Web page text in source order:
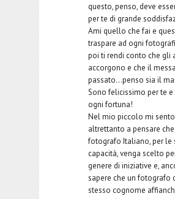
questo, penso, deve
per te di grande
Ami quello che fai e
traspare ad ogni
poi ti rendi conto che gli
accorgono e che il
passato…penso sia il
Sono felicissimo per te e
ogni fortuna!
Nel mio piccolo mi
altrettanto a pensare
fotografo Italiano, per le
capacità, venga scelto
genere di iniziative e,
sapere che un fotografo
stesso cognome